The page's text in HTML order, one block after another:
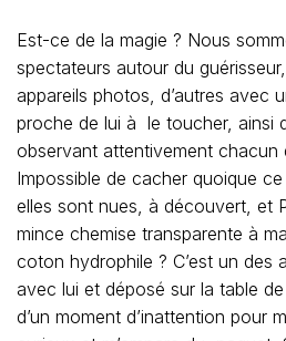
curieux et m’empare du paquet.
secret, je le saurai. Le premier
maintenant les jambes du
demande avec une conviction,
bouger les pieds. C’est « lève-
l’évangile ! » mais là, rien, pas le
mouvement, les membres
magie n’a pas fonctionné. Le
Pourtant il doit bien y avoir
spontanées ou rémissions pour
viennent jusqu’ici. Lourdes n’a